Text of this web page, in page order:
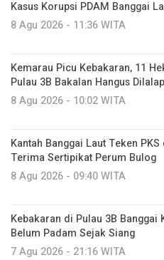
Kasus Korupsi PDAM Banggai
8 Agu 2026 - 11:36 WITA
Kemarau Picu Kebakaran, 11
Pulau 3B Bakalan Hangus
8 Agu 2026 - 10:02 WITA
Kantah Banggai Laut Teken PKS
Terima Sertipikat Perum Bulog
8 Agu 2026 - 09:40 WITA
Kebakaran di Pulau 3B Banggai
Belum Padam Sejak Siang
7 Agu 2026 - 21:16 WITA